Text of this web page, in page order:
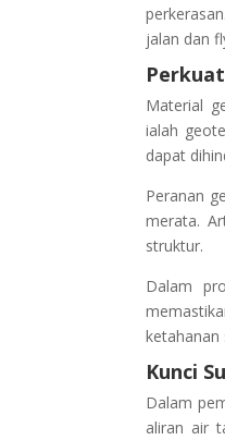
jalan dan
Material
ialah
dapat
Peranan
merata.
struktur.
Dalam
Kunci
Dalam
aliran air